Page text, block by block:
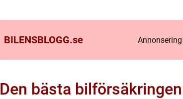
BILENSBLOGG.se Annonsering
Den bästa